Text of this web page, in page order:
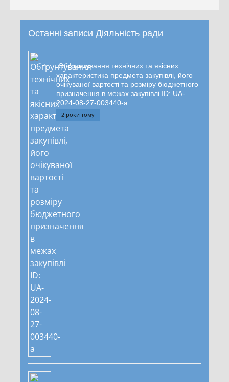
Останні записи Діяльність ради
Обґрунтування технічних та якісних
характеристика предмета закупівлі, його
очікуваної вартості та розміру бюджетного
призначення в межах закупівлі ID: UA-
2024-08-27-003440-a
2 роки тому